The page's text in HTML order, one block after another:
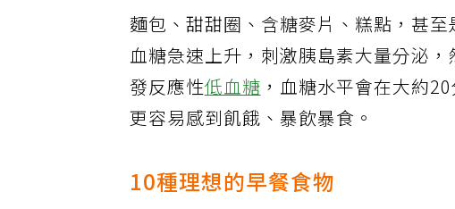
麵包、甜甜圈、含糖麥片、糕點，甚
血糖急速上升，刺激胰島素大量分泌
發反應性低血糖 ，血糖水平會在大約
更容易感到飢餓、暴飲暴食。
10種理想的早餐食物